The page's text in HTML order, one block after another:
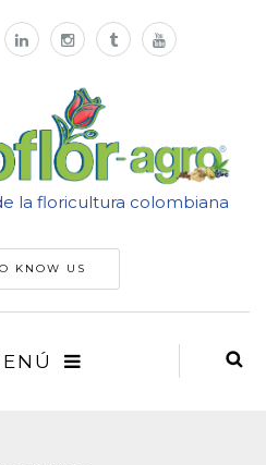
la floricultura colombiana
KNOW US